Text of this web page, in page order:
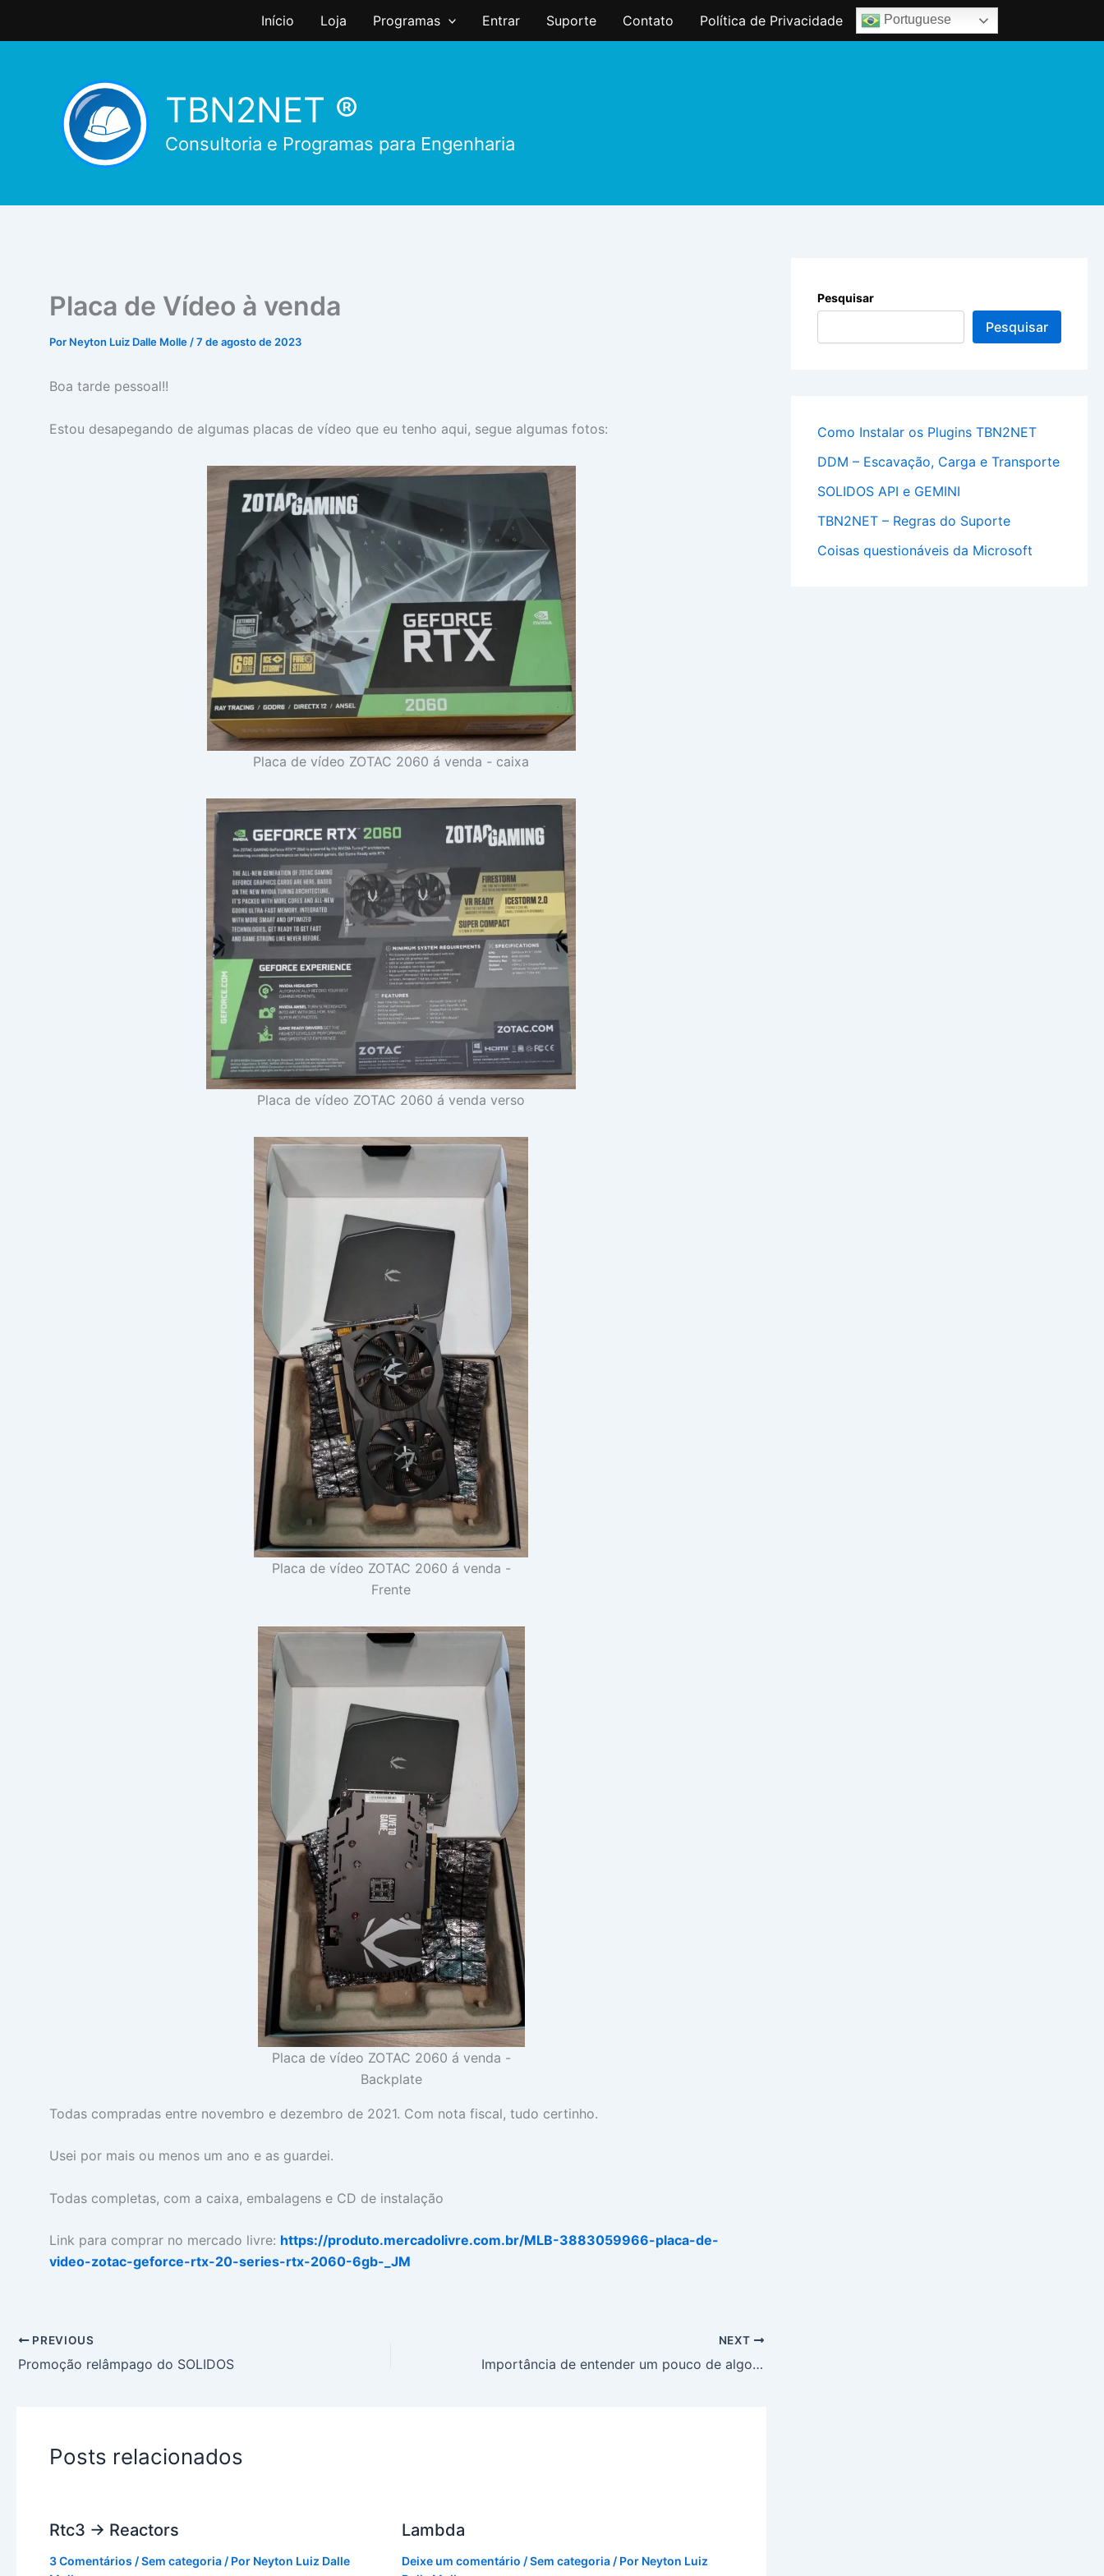
Início Loja Programas Entrar Suporte Contato Política de Privacidade Portuguese
TBN2NET ®
Consultoria e Programas para Engenharia
Placa de Vídeo à venda
Por Neyton Luiz Dalle Molle /7 de agosto de 2023
Boa tarde pessoal!!
Estou desapegando de algumas placas de vídeo que eu tenho aqui, segue algumas fotos:
Placa de vídeo ZOTAC 2060 á venda - caixa
Placa de vídeo ZOTAC 2060 á venda verso
Placa de vídeo ZOTAC 2060 á venda -
Frente
Placa de vídeo ZOTAC 2060 á venda -
Backplate
Todas compradas entre novembro e dezembro de 2021. Com nota fiscal, tudo certinho.
Usei por mais ou menos um ano e as guardei.
Todas completas, com a caixa, embalagens e CD de instalação
Link para comprar no mercado livre: https://produto.mercadolivre.com.br/MLB-3883059966-placa-de-
video-zotac-geforce-rtx-20-series-rtx-2060-6gb-_JM
PREVIOUS
Promoção relâmpago do SOLIDOS
NEXT
Importância de entender um pouco de algoritmos
Posts relacionados
Rtc3 -> Reactors
3 Comentários /Sem categoria / Por Neyton Luiz Dalle
Lambda
Deixe um comentário /Sem categoria/ Por Neyton Luiz
Pesquisar
Pesquisar
Como Instalar os Plugins TBN2NET
DDM – Escavação, Carga e Transporte
SOLIDOS API e GEMINI
TBN2NET – Regras do Suporte
Coisas questionáveis da Microsoft